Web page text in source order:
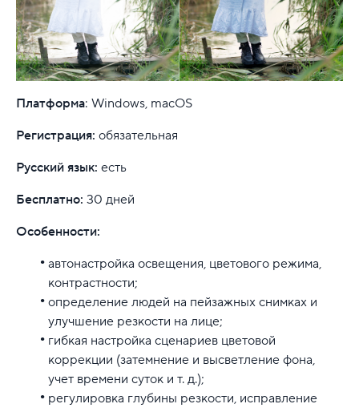
Платформа: Windows, macOS
Регистрация: обязательная
Русский язык: есть
Бесплатно: 30 дней
Особенности:
автонастройка освещения, цветового режима,
контрастности;
определение людей на пейзажных снимках и
улучшение резкости на лице;
гибкая настройка сценариев цветовой
коррекции (затемнение и высветление фона,
учет времени суток и т. д.);
регулировка глубины резкости, исправление